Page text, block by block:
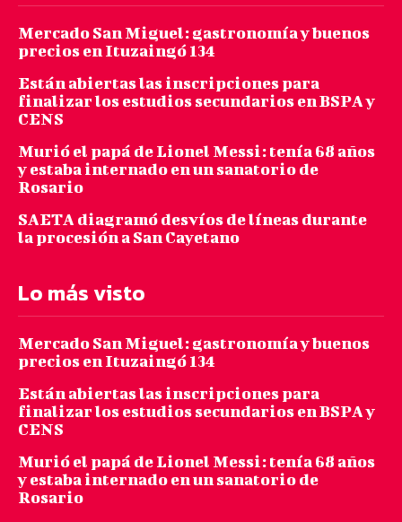
Mercado San Miguel: gastronomía y buenos
precios en Ituzaingó 134
Están abiertas las inscripciones para
finalizar los estudios secundarios en BSPA y
CENS
Murió el papá de Lionel Messi: tenía 68 años
y estaba internado en un sanatorio de
Rosario
SAETA diagramó desvíos de líneas durante
la procesión a San Cayetano
Lo más visto
Mercado San Miguel: gastronomía y buenos
precios en Ituzaingó 134
Están abiertas las inscripciones para
finalizar los estudios secundarios en BSPA y
CENS
Murió el papá de Lionel Messi: tenía 68 años
y estaba internado en un sanatorio de
Rosario